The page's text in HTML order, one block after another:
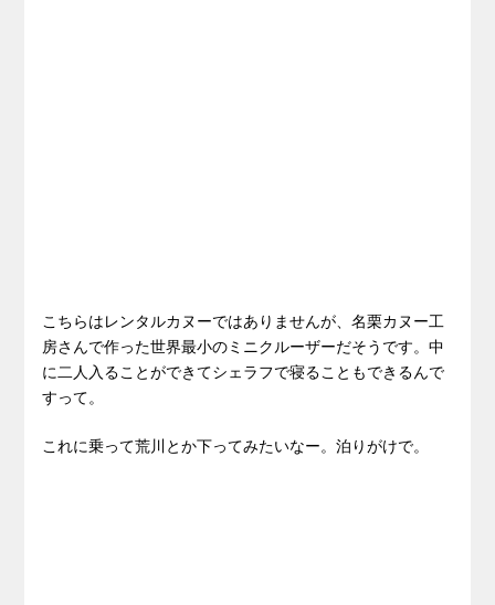
こちらはレンタルカヌーではありませんが、名栗カヌー工
房さんで作った世界最小のミニクルーザーだそうです。中
に二人入ることができてシェラフで寝ることもできるんで
すって。
これに乗って荒川とか下ってみたいなー。泊りがけで。